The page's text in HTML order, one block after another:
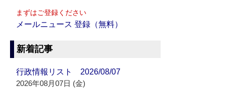
まずはご登録ください
メールニュース 登録（無料）
新着記事
行政情報リスト 2026/08/07
2026年08月07日 (金)